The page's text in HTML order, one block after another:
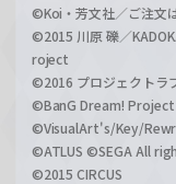
©Koi・芳文社／ご注文
©2015 川原 礫／
roject
©2016 プロジェクトラ
©BanG Dream! Project
©VisualArt's/Key/
©ATLUS ©SEGA All
©2015 CIRCUS